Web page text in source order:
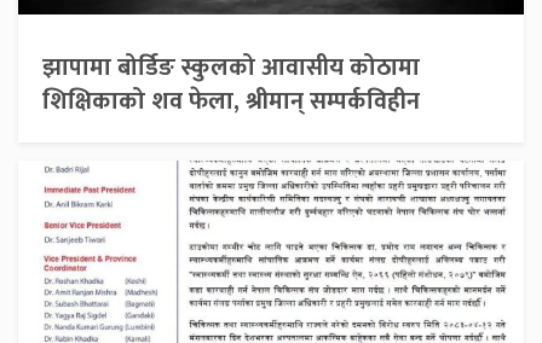
झापामा बोर्डिङ स्कुलको आवासीय कोठामा
शिक्षिकाको शव फेला, श्रीमान् सम्पर्कविहीन